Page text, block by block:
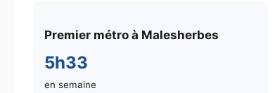
Premier métro à Malesherbes
5h33
en semaine